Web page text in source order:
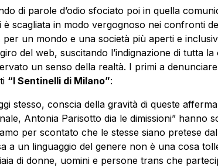
di parole d’odio sfociato poi in quella
è scagliata in modo vergognoso nei confronti
per un mondo e una società più aperti e
del web, suscitando l’indignazione di tutta la
un senso della realtà. I primi a
“I Sentinelli di Milano”:
stesso, conscia della gravità di queste
Antonia Parisotto dia le dimissioni” hanno
per scontato che le stesse siano pretese
a un linguaggio del genere non è una cosa
di donne, uomini e persone trans che